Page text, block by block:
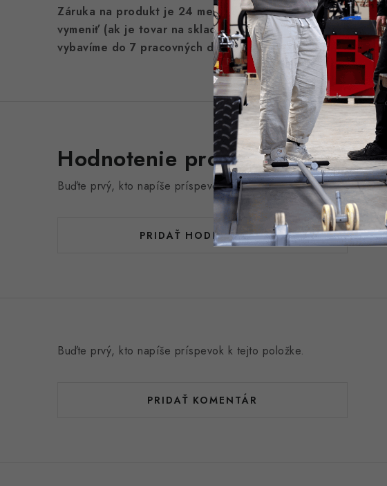
Záruka na produkt je 24 mesiacov. V prípadné reklamácie
vymeniť (ak je tovar na sklade) no v prípade nedostatku
vybavíme do 7 pracovných dní.
Hodnotenie produktu (0)
Buďte prvý, kto napíše príspevok k tejto položke.
PRIDAŤ HODNOTENIE
Buďte prvý, kto napíše príspevok k tejto položke.
PRIDAŤ KOMENTÁR